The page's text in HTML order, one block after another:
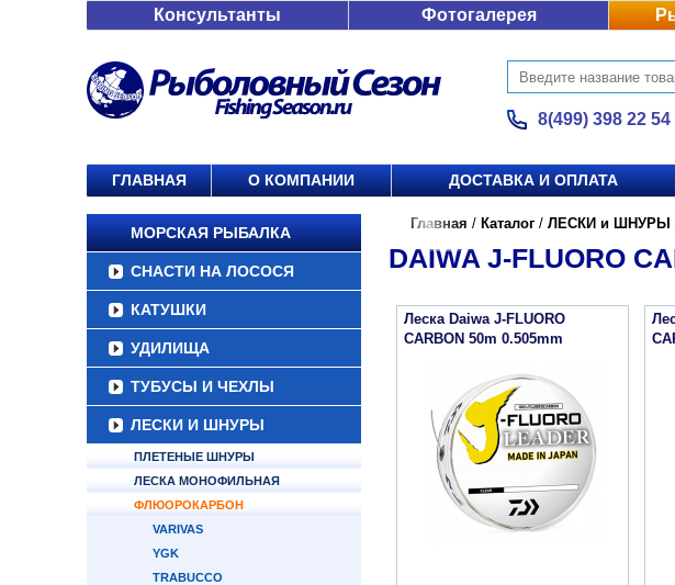
Консультанты Фотогалерея
8(499) 398 22 54
ГЛАВНАЯ О КОМПАНИИ ДОСТАВКА И ОПЛАТА
МОРСКАЯ РЫБАЛКА
СНАСТИ НА ЛОСОСЯ
КАТУШКИ
УДИЛИЩА
ТУБУСЫ И ЧЕХЛЫ
ЛЕСКИ И ШНУРЫ
ПЛЕТЕНЫЕ ШНУРЫ
ЛЕСКА МОНОФИЛЬНАЯ
ФЛЮОРОКАРБОН
VARIVAS
YGK
TRABUCCO
Главная / Каталог / ЛЕСКИ и ШНУРЫ
DAIWA J-FLUORO
Леска Daiwa J-FLUORO
CARBON 50m 0.505mm